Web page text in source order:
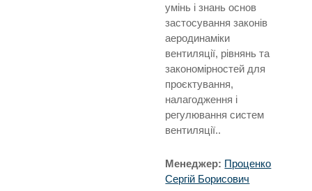
умінь і знань основ
застосування законів
аеродинаміки
вентиляції, рівнянь та
закономірностей для
проєктування,
налагодження і
регулювання систем
вентиляції..
Менеджер: Проценко
Сергій Борисович